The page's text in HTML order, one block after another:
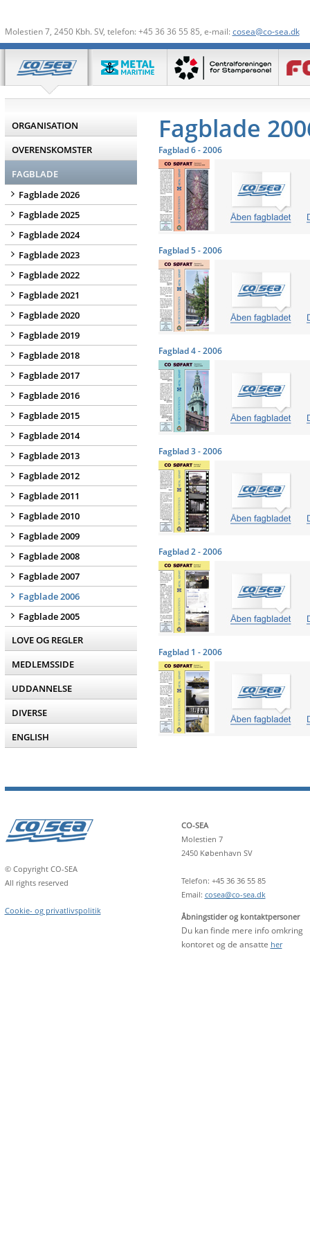
Molestien 7, 2450 Kbh. SV, telefon: +45 36 36 55 85, e-mail: cosea@co-sea.dk
ORGANISATION
OVERENSKOMSTER
FAGBLADE
Fagblade 2026
Fagblade 2025
Fagblade 2024
Fagblade 2023
Fagblade 2022
Fagblade 2021
Fagblade 2020
Fagblade 2019
Fagblade 2018
Fagblade 2017
Fagblade 2016
Fagblade 2015
Fagblade 2014
Fagblade 2013
Fagblade 2012
Fagblade 2011
Fagblade 2010
Fagblade 2009
Fagblade 2008
Fagblade 2007
Fagblade 2006
Fagblade 2005
LOVE OG REGLER
MEDLEMSSIDE
UDDANNELSE
DIVERSE
ENGLISH
Fagblade
Fagblad 6 - 2006
Fagblad 5 - 2006
Fagblad 4 - 2006
Fagblad 3 - 2006
Fagblad 2 - 2006
Fagblad 1 - 2006
© Copyright CO-SEA
All rights reserved
Cookie- og privatlivspolitik
CO-SEA
Molestien 7
2450 København SV
Telefon: +45 36 36 55 85
Email: cosea@co-sea.dk
Åbningstider og kontaktpersoner
Du kan finde mere info omkring
kontoret og de ansatte her